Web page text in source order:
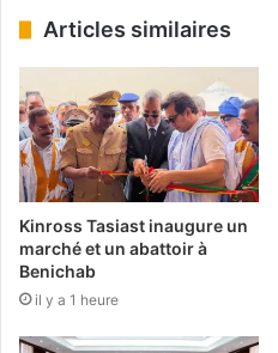
Articles similaires
Kinross Tasiast inaugure un
marché et un abattoir à
Benichab
il y a 1 heure